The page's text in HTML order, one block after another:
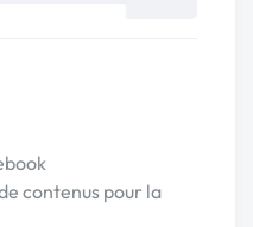
contenus pour la